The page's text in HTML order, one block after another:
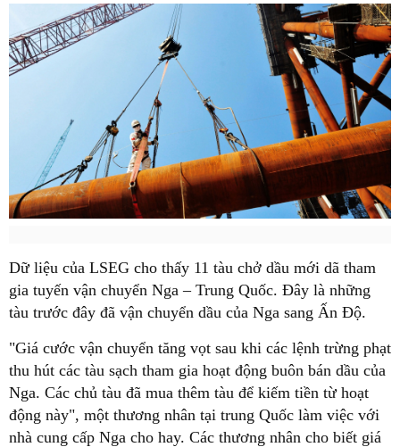
Dữ liệu của LSEG cho thấy 11 tàu chở dầu mới dã tham
gia tuyến vận chuyển Nga – Trung Quốc. Đây là những
tàu trước đây đã vận chuyển dầu của Nga sang Ấn Độ.
"Giá cước vận chuyển tăng vọt sau khi các lệnh trừng phạt
thu hút các tàu sạch tham gia hoạt động buôn bán dầu của
Nga. Các chủ tàu đã mua thêm tàu để kiếm tiền từ hoạt
động này", một thương nhân tại trung Quốc làm việc với
nhà cung cấp Nga cho hay. Các thương nhân cho biết giá